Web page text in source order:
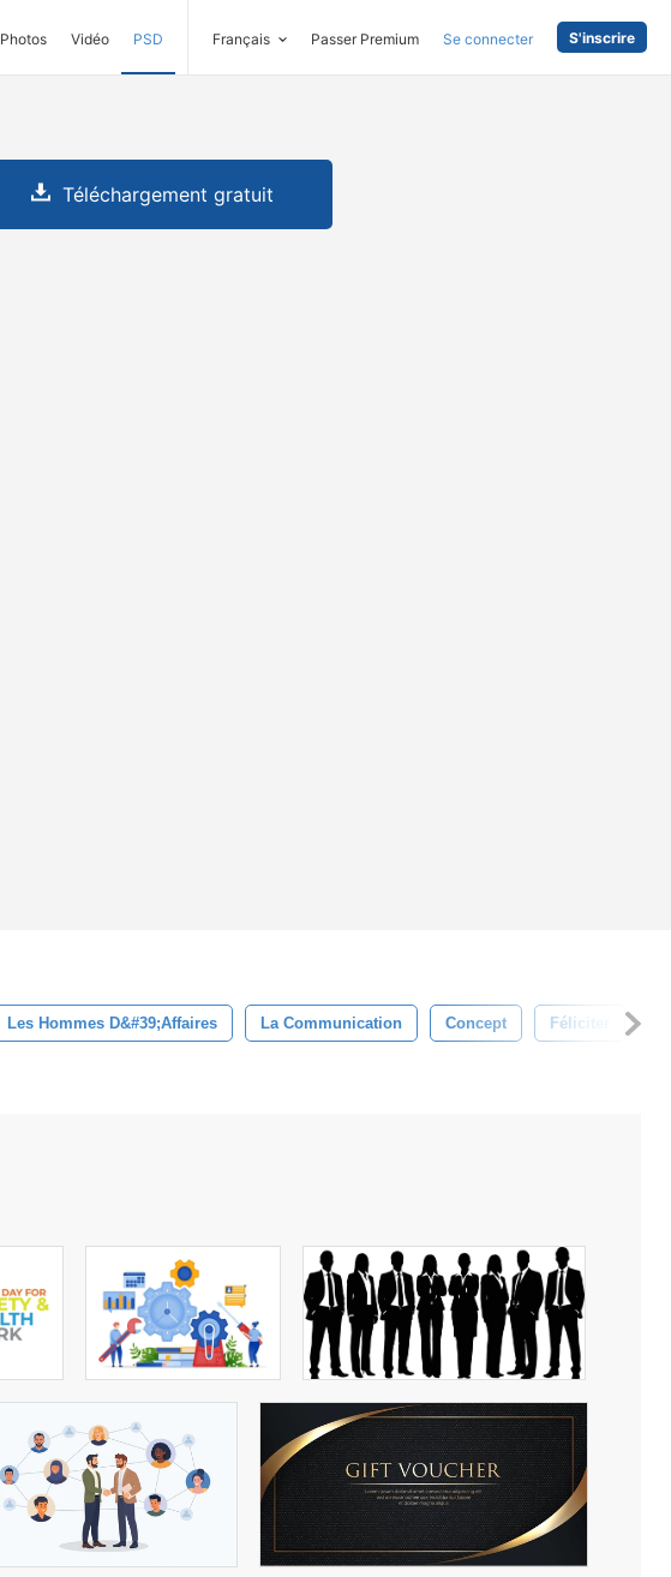
Photos Vidéo PSD Français Passer Premium Se connecter S'inscrire
Téléchargement gratuit
Les Hommes D&#39;affaires La Communication Concept Féliciter